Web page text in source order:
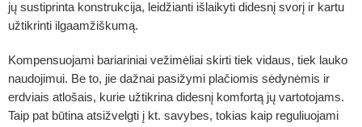
jų sustiprinta konstrukcija, leidžianti išlaikyti didesnį svorį ir kartu
užtikrinti ilgaamžiškumą.
Kompensuojami bariariniai vežimėliai skirti tiek vidaus, tiek lauko
naudojimui. Be to, jie dažnai pasižymi plačiomis sėdynėmis ir
erdviais atlošais, kurie užtikrina didesnį komfortą jų vartotojams.
Taip pat būtina atsižvelgti į kt. savybes, tokias kaip reguliuojami